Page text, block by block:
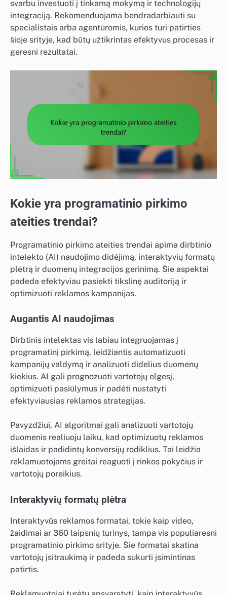
svarbu investuoti į tinkamą mokymą ir technologijų
integraciją. Rekomenduojama bendradarbiauti su
specialistais arba agentūromis, kurios turi patirties
šioje srityje, kad būtų užtikrintas efektyvus procesas ir
geresni rezultatai.
Kokie yra programatinio pirkimo
ateities trendai?
Programatinio pirkimo ateities trendai apima dirbtinio
intelekto (AI) naudojimo didėjimą, interaktyvių formatų
plėtrą ir duomenų integracijos gerinimą. Šie aspektai
padeda efektyviau pasiekti tikslinę auditoriją ir
optimizuoti reklamos kampanijas.
Augantis AI naudojimas
Dirbtinis intelektas vis labiau integruojamas į
programatinį pirkimą, leidžiantis automatizuoti
kampanijų valdymą ir analizuoti didelius duomenų
kiekius. AI gali prognozuoti vartotojų elgesį,
optimizuoti pasiūlymus ir padėti nustatyti
efektyviausias reklamos strategijas.
Pavyzdžiui, AI algoritmai gali analizuoti vartotojų
duomenis realiuoju laiku, kad optimizuotų reklamos
išlaidas ir padidintų konversijų rodiklius. Tai leidžia
reklamuotojams greitai reaguoti į rinkos pokyčius ir
vartotojų poreikius.
Interaktyvių formatų plėtra
Interaktyvūs reklamos formatai, tokie kaip video,
žaidimai ar 360 laipsnių turinys, tampa vis populiaresni
programatinio pirkimo srityje. Šie formatai skatina
vartotojų įsitraukimą ir padeda sukurti įsimintinas
patirtis.